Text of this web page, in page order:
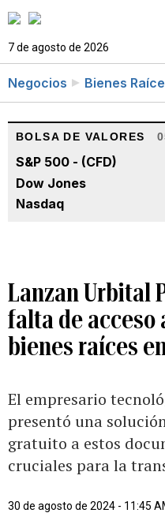
7 de agosto de 2026
Negocios Bienes
BOLSA DE VALORES
S&P 500 - (CFD)
Dow Jones
Nasdaq
Lanzan Urbital
falta de acceso
bienes raíces
El empresario
presentó una
gratuito a estos
cruciales para la
30 de agosto de 2024 - 11:45